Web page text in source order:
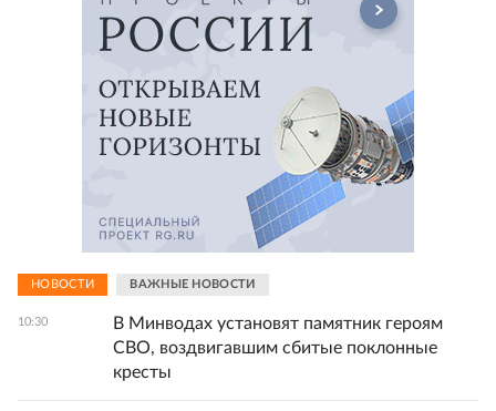
НОВОСТИ ВАЖНЫЕ НОВОСТИ
10:30
В Минводах установят памятник героям
СВО, воздвигавшим сбитые поклонные
кресты